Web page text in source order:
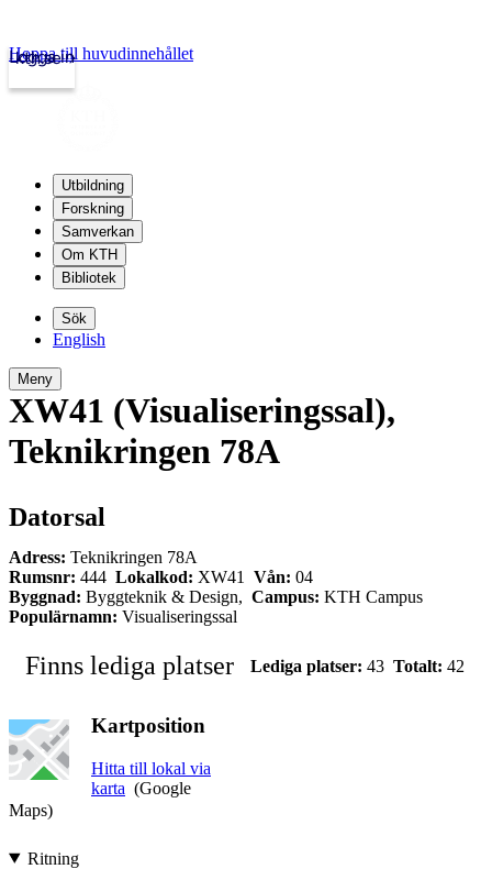
kth.se
Logga in
Hoppa till huvudinnehållet
Utbildning
Forskning
Samverkan
Om KTH
Bibliotek
Sök
English
Meny
XW41 (Visualiseringssal),
Teknikringen 78A
Datorsal
Adress: Teknikringen 78A
Rumsnr: 444 Lokalkod: XW41 Vån: 04
Byggnad: Byggteknik & Design, Campus: KTH Campus
Populärnamn: Visualiseringssal
Finns lediga platser Lediga platser: 43 Totalt: 42
Kartposition
Hitta till lokal via
karta (Google
Maps)
Ritning